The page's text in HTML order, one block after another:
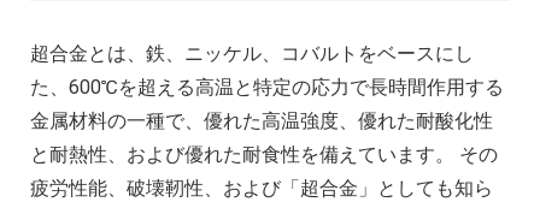
CNC機械加工部品の材料選択時の考慮点
2025年における日本の機械加工業界への影
超合金とは、鉄、ニッケル、コバルトをベースにし
た、600℃を超える高温と特定の応力で長時間作用する
金属材料の一種で、優れた高温強度、優れた耐酸化性
と耐熱性、および優れた耐食性を備えています。 その
疲労性能、破壊靭性、および「超合金」としても知ら